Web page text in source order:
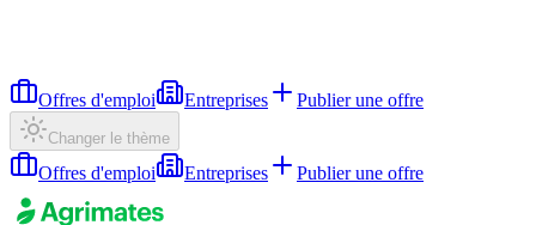
Offres d'emploi Entreprises Publier une offre
Changer le thème
Offres d'emploi Entreprises Publier une offre